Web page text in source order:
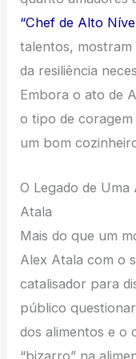
“Chef de Alto
talentos, mostram
da resiliência
Embora o ato de
o tipo de coragem
um bom
O Legado de
Atala
Mais do que um
Alex Atala com o
catalisador para
público
dos alimentos e o
“bizarro” na